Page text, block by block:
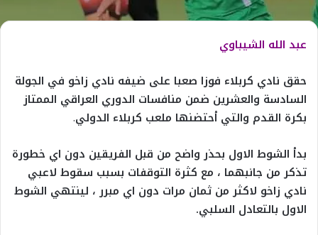
عبد الله الشيباوي
حقق نادي كربلاء فوزا صعبا على ضيفه نادي زاخو في الجولة
السادسة والعشرين ضمن منافسات الدوري العراقي الممتاز
بكرة القدم والتي أحتضنها ملعب كربلاء الدولي.
بدأ الشوط الاول بحذر واضح من قبل الفريقين دون اي خطورة
تذكر من جانبهما ، مع كثرة التوقفات بسبب سقوط لاعبي
نادي زاخو لاكثر من ثمان مرات دون اي مبرر ، لينتهي الشوط
الاول بالتعادل السلبي.